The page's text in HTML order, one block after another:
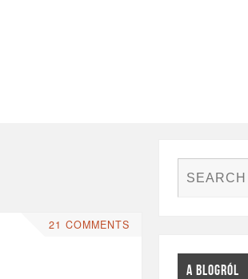
21 COMMENTS
A BLOGRÓL